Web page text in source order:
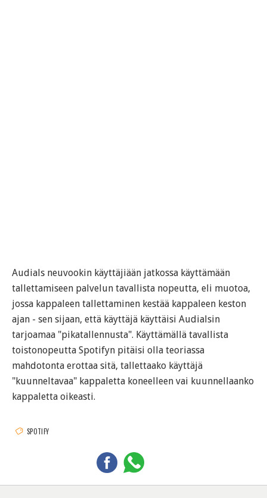
Audials neuvookin käyttäjiään jatkossa käyttämään
tallettamiseen palvelun tavallista nopeutta, eli muotoa,
jossa kappaleen tallettaminen kestää kappaleen keston
ajan - sen sijaan, että käyttäjä käyttäisi Audialsin
tarjoamaa "pikatallennusta". Käyttämällä tavallista
toistonopeutta Spotifyn pitäisi olla teoriassa
mahdotonta erottaa sitä, tallettaako käyttäjä
"kuunneltavaa" kappaletta koneelleen vai kuunnellaanko
kappaletta oikeasti.
SPOTIFY